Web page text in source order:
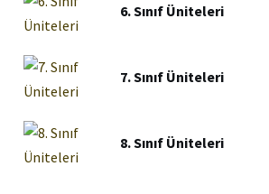
6. Sınıf Üniteleri
7. Sınıf Üniteleri
8. Sınıf Üniteleri